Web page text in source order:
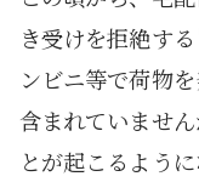
き受けを拒絶す
ンビニ等で荷物
含まれていませ
とが起こるよう